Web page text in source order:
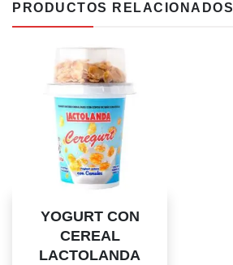
PRODUCTOS RELACIONADOS
YOGURT CON
CEREAL
LACTOLANDA